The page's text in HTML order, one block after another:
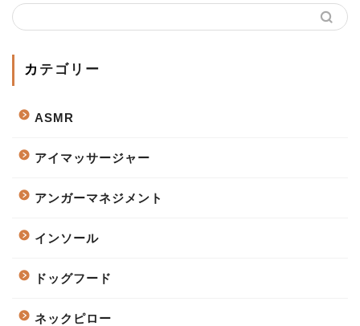
カテゴリー
ASMR
アイマッサージャー
アンガーマネジメント
インソール
ドッグフード
ネックピロー